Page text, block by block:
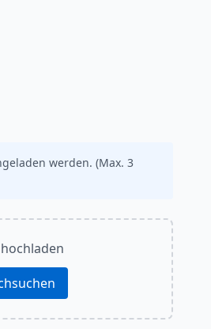
werden. (Max. 3